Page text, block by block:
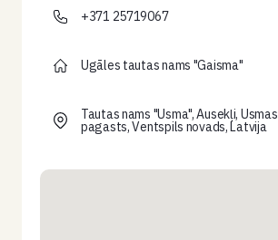
+371 25719067
Ugāles tautas nams "Gaisma"
Tautas nams "Usma", Ausekļi, Usmas
pagasts, Ventspils novads, Latvija